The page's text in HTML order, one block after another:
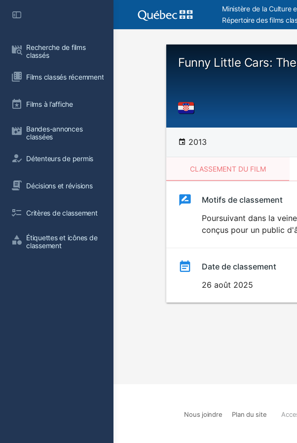
Recherche de films
classés
Films classés récemment
Films à l’affiche
Bandes-annonces
classées
Détenteurs de permis
Décisions et révisions
Critères de classement
Étiquettes et icônes de
classement
Ministère de la Culture
Répertoire des films
Funny Little Cars:
2013
CLASSEMENT DU FILM
ClassementClassement
POUR
Motifs de classement
Poursuivant dans la
conçus pour un public
Date de classement
26 août 2025
Nous joindre Plan du site